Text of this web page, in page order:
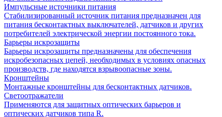
Импульсные источники питания
Стабилизированный источник питания предназначен для
питания бесконтактных выключателей, датчиков и других
потребителей электрической энергии постоянного тока.
Барьеры искрозащиты
Барьеры искрозащиты предназначены для обеспечения
искробезопасных цепей, необходимых в условиях опасных
производств, где находятся взрывоопасные зоны.
Кронштейны
Монтажные кронштейны для бесконтактных датчиков.
Светоотражатели
Применяются для защитных оптических барьеров и
оптических датчиков типа R.